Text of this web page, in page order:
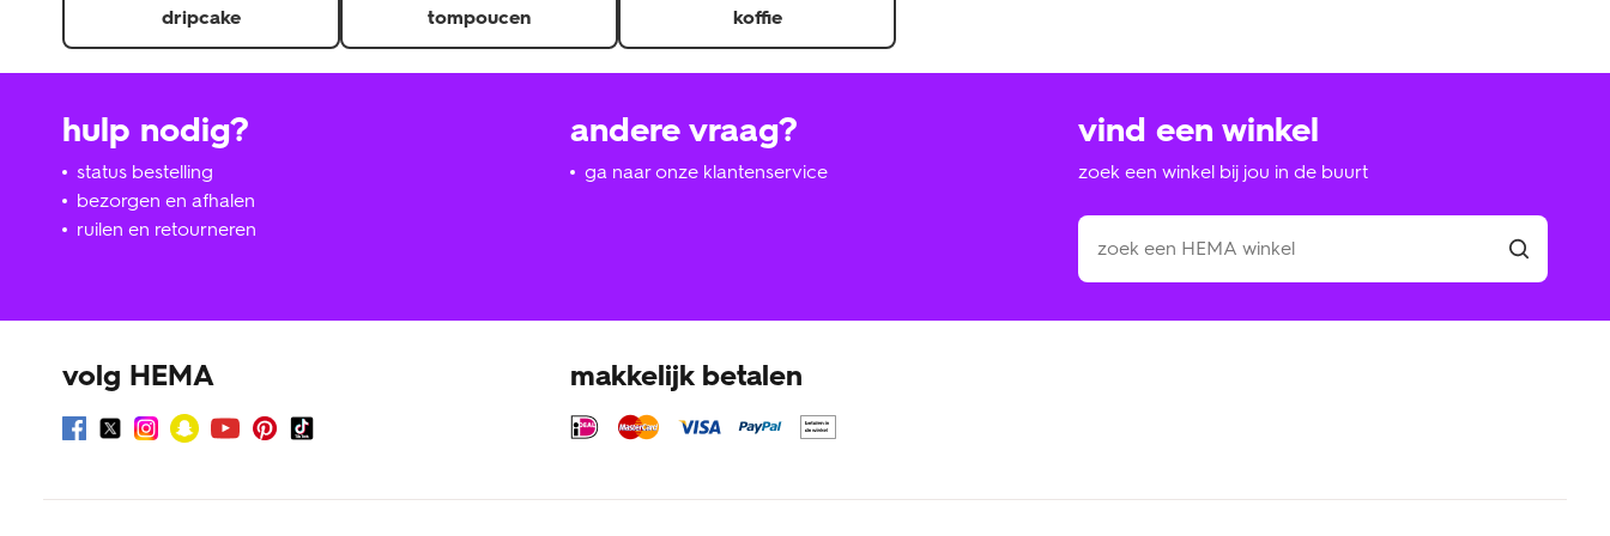
dripcake tompoucen koffie
hulp nodig?
status bestelling
bezorgen en afhalen
ruilen en retourneren
andere vraag?
ga naar onze klantenservice
vind een winkel
zoek een winkel bij jou in de buurt
volg HEMA makkelijk betalen